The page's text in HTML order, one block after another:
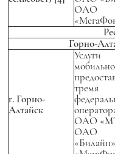
ОАО
Горно-
г. Горно-
Алтайск
Услуги
тремя
ОАО
ОАО